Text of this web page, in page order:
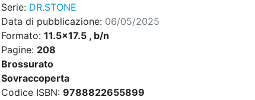
Serie: DR.STONE
Data di pubblicazione: 06/05/2025
Formato: 11.5x17.5 , b/n
Pagine: 208
Brossurato
Sovraccoperta
Codice ISBN: 9788822655899